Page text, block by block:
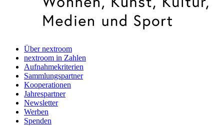
Über nextroom
nextroom in Zahlen
Aufnahmekriterien
Sammlungspartner
Kooperationen
Jahrespartner
Newsletter
Werben
Spenden